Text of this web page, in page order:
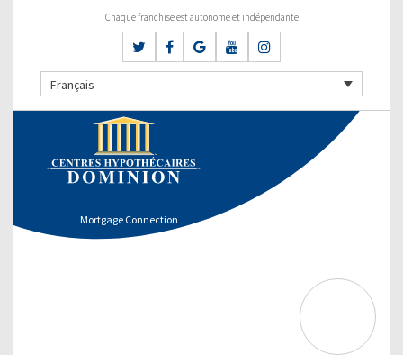
Chaque franchise est autonome et indépendante
Français
Mortgage Connection